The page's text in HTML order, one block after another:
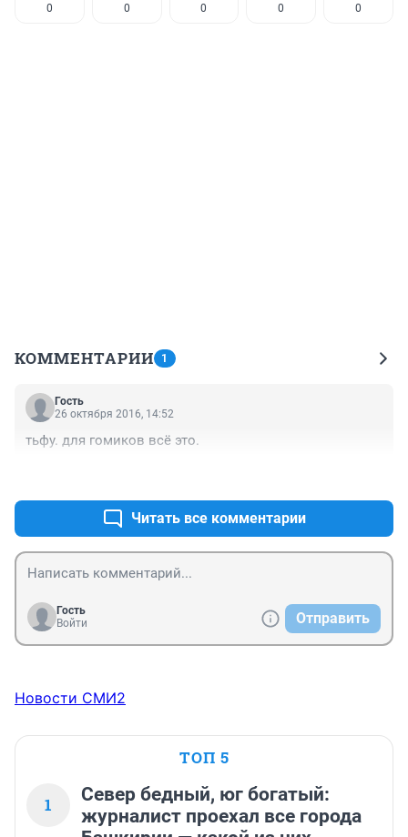
0 0 0 0 0
КОММЕНТАРИИ 1
Гость
26 октября 2016, 14:52
тьфу. для гомиков всё это.
Читать все комментарии
Гость
Войти
Отправить
Новости СМИ2
ТОП 5
1
Север бедный, юг богатый:
журналист проехал все города